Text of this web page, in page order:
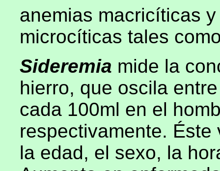
anemias macricíticas
microcíticas tales
Sideremia mide la
hierro, que oscila
cada 100ml en el
respectivamente.
la edad, el sexo, la